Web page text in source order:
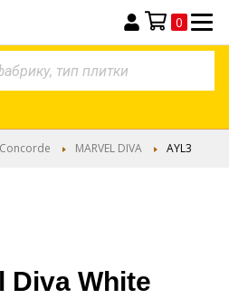
Моя корзина
0
MARVEL DIVA AYL3
Diva White